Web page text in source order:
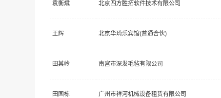
袁衡斌 北京四方胜拓软件技术有限公司
王辉 北京华琦乐宾馆(普通合伙)
田其岭 南宫市深发毛毡有限公司
田国栋 广州市祥河机械设备租赁有限公司